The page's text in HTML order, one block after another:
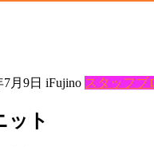
7月9日 iFujino スタッフブ
ット